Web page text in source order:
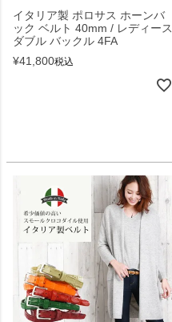
イタリア製 ポロサス ホーンバ
ック ベルト 40mm / レディース
ダブル バックル 4FA
¥41,800税込